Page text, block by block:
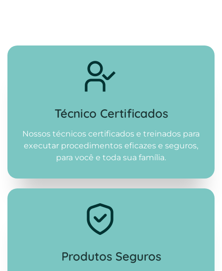
Técnico Certificados
Nossos técnicos certificados e treinados para
executar procedimentos eficazes e seguros,
para você e toda sua família.
Produtos Seguros